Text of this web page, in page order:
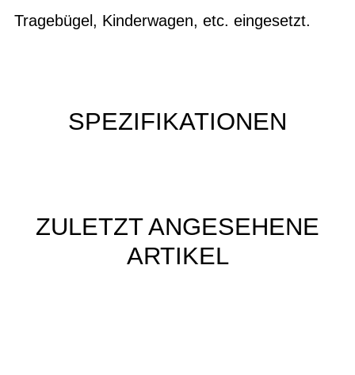
Tragebügel, Kinderwagen, etc. eingesetzt.
SPEZIFIKATIONEN
ZULETZT ANGESEHENE
ARTIKEL